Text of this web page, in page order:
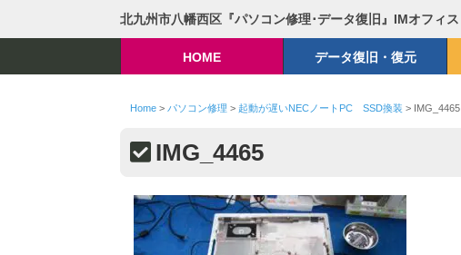
北九州市八幡西区『パソコン修理･データ復旧』IMオフィス
HOME データ復旧・復元
Home> パソコン修理 > 起動が遅いNECノートPC SSD換装 > IMG_4465
IMG_4465